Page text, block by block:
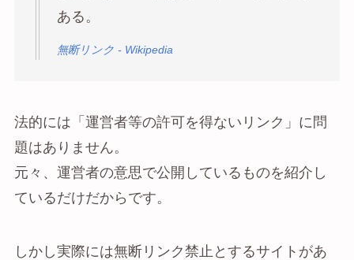
ある。
無断リンク - Wikipedia
法的には「運営者等の許可を得ないリンク」に問
題はありません。
元々、運営者の意思で公開しているものを紹介し
ているだけだからです。
しかし実際には無断リンク禁止とするサイトがあ